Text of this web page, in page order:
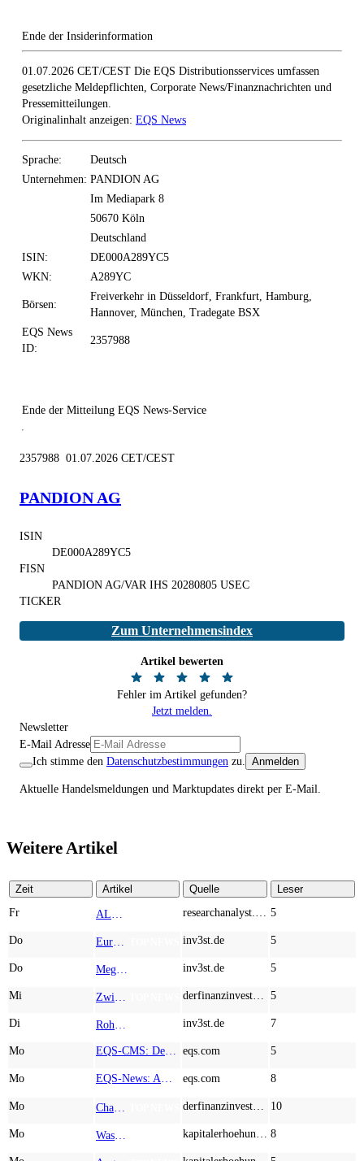
Ende der Insiderinformation
01.07.2026 CET/CEST Die EQS Distributionsservices umfassen
gesetzliche Meldepflichten, Corporate News/Finanznachrichten und
Pressemitteilungen.
Originalinhalt anzeigen: EQS News
Sprache:
Deutsch
Unternehmen: PANDION AG
Im Mediapark 8
50670 Köln
Deutschland
ISIN:
DE000A289YC5
WKN:
A289YC
Börsen:
Freiverkehr in Düsseldorf, Frankfurt, Hamburg,
Hannover, München, Tradegate BSX
EQS News
ID:
2357988
Ende der Mitteilung EQS News-Service
2357988 01.07.2026 CET/CEST
PANDION AG
ISIN
DE000A289YC5
FISN
PANDION AG/VAR IHS 20280805 USEC
TICKER
Zum Unternehmensindex
Artikel bewerten
Fehler im Artikel gefunden?
Jetzt melden.
Newsletter
E-Mail Adresse
Ich stimme den Datenschutzbestimmungen zu. Anmelden
Aktuelle Handelsmeldungen und Marktupdates direkt per E-Mail.
Weitere Artikel
Zeit Artikel Quelle
Leser
Fr
5
Do inv3st.de 5
Do inv3st.de 5
Mi 5
Di inv3st.de 7
Mo eqs.com 5
Mo eqs.com 8
Mo 10
Mo 8